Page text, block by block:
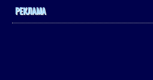
РЕКЛАМА